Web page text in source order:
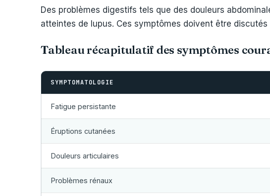
Des problèmes digestifs tels que des douleurs
atteintes de lupus. Ces symptômes doivent être
Tableau récapitulatif des symptômes
SYMPTOMATOLOGIE
Fatigue persistante
Éruptions cutanées
Douleurs articulaires
Problèmes rénaux